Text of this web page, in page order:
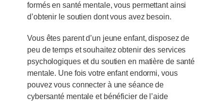
formés en santé mentale, vous permettant ainsi
d’obtenir le soutien dont vous avez besoin.
Vous êtes parent d’un jeune enfant, disposez de
peu de temps et souhaitez obtenir des services
psychologiques et du soutien en matière de santé
mentale. Une fois votre enfant endormi, vous
pouvez vous connecter à une séance de
cybersanté mentale et bénéficier de l’aide